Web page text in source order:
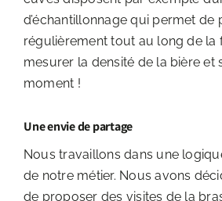
d’échantillonnage qui permet
régulièrement tout au long de la
mesurer la densité de la bière et
moment !
Une envie de partage
Nous travaillons dans une
de notre métier. Nous avons
de proposer des visites de la